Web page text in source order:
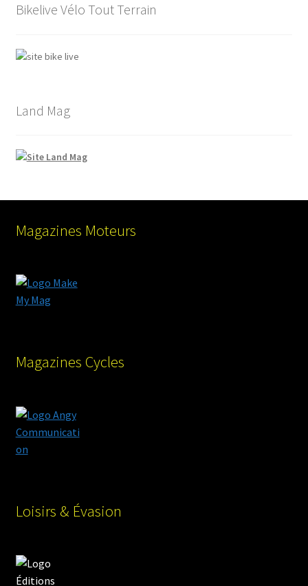
Bikelive Vélo Tout Terrain
Land Mag
Magazines Moteurs
Magazines Cycles
Loisirs & Évasion